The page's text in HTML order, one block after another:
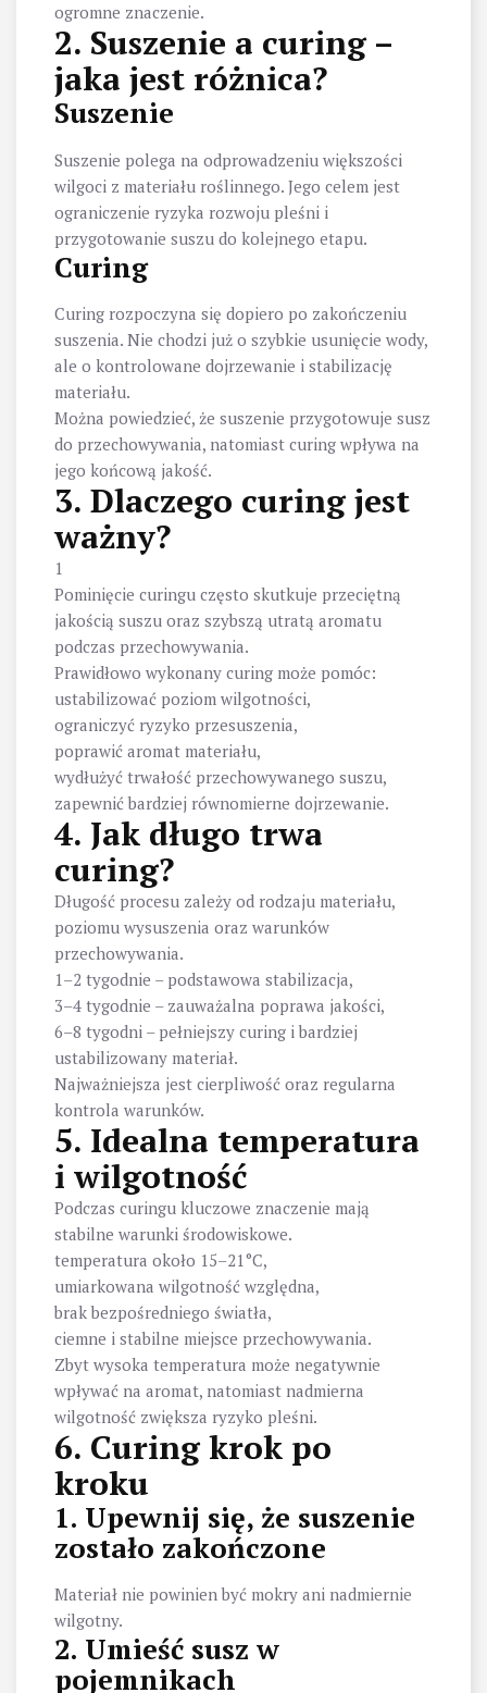
ogromne znaczenie.
2. Suszenie a curing –
jaka jest różnica?
Suszenie
Suszenie polega na odprowadzeniu większości
wilgoci z materiału roślinnego. Jego celem jest
ograniczenie ryzyka rozwoju pleśni i
przygotowanie suszu do kolejnego etapu.
Curing
Curing rozpoczyna się dopiero po zakończeniu
suszenia. Nie chodzi już o szybkie usunięcie wody,
ale o kontrolowane dojrzewanie i stabilizację
materiału.
Można powiedzieć, że suszenie przygotowuje susz
do przechowywania, natomiast curing wpływa na
jego końcową jakość.
3. Dlaczego curing jest
ważny?
1
Pominięcie curingu często skutkuje przeciętną
jakością suszu oraz szybszą utratą aromatu
podczas przechowywania.
Prawidłowo wykonany curing może pomóc:
ustabilizować poziom wilgotności,
ograniczyć ryzyko przesuszenia,
poprawić aromat materiału,
wydłużyć trwałość przechowywanego suszu,
zapewnić bardziej równomierne dojrzewanie.
4. Jak długo trwa
curing?
Długość procesu zależy od rodzaju materiału,
poziomu wysuszenia oraz warunków
przechowywania.
1–2 tygodnie – podstawowa stabilizacja,
3–4 tygodnie – zauważalna poprawa jakości,
6–8 tygodni – pełniejszy curing i bardziej
ustabilizowany materiał.
Najważniejsza jest cierpliwość oraz regularna
kontrola warunków.
5. Idealna temperatura
i wilgotność
Podczas curingu kluczowe znaczenie mają
stabilne warunki środowiskowe.
temperatura około 15–21°C,
umiarkowana wilgotność względna,
brak bezpośredniego światła,
ciemne i stabilne miejsce przechowywania.
Zbyt wysoka temperatura może negatywnie
wpływać na aromat, natomiast nadmierna
wilgotność zwiększa ryzyko pleśni.
6. Curing krok po
kroku
1. Upewnij się, że suszenie
zostało zakończone
Materiał nie powinien być mokry ani nadmiernie
wilgotny.
2. Umieść susz w
pojemnikach